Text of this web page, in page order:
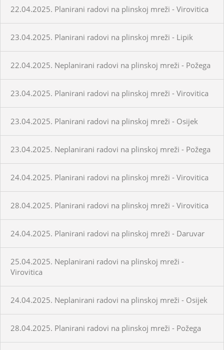
22.04.2025. Planirani radovi na plinskoj mreži - Virovitica
23.04.2025. Planirani radovi na plinskoj mreži - Lipik
22.04.2025. Neplanirani radovi na plinskoj mreži - Požega
23.04.2025. Planirani radovi na plinskoj mreži - Virovitica
23.04.2025. Planirani radovi na plinskoj mreži - Osijek
23.04.2025. Neplanirani radovi na plinskoj mreži - Požega
24.04.2025. Planirani radovi na plinskoj mreži - Virovitica
28.04.2025. Planirani radovi na plinskoj mreži - Virovitica
24.04.2025. Planirani radovi na plinskoj mreži - Daruvar
25.04.2025. Neplanirani radovi na plinskoj mreži -
Virovitica
24.04.2025. Neplanirani radovi na plinskoj mreži - Osijek
28.04.2025. Planirani radovi na plinskoj mreži - Požega